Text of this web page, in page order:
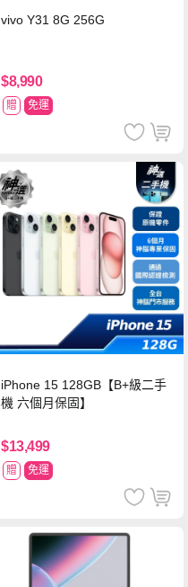
vivo Y31 8G 256G
$8,990
贈 免運
iPhone 15 128GB【B+級二手
機 六個月保固】
$13,499
贈 免運